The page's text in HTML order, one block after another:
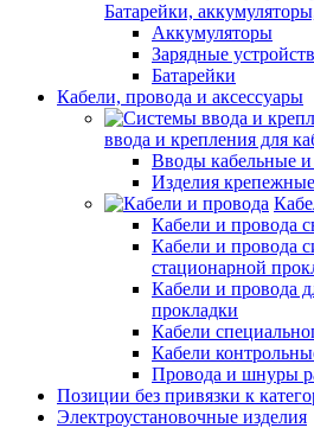
Батарейки,
Аккумуляторы
Зарядные
Батарейки
Кабели, провода и аксессуары
ввода и крепления для
Вводы кабельные и
Изделия
Кабели и провода
Кабели и провода
стационарной
Кабели и провода
прокладки
Кабели
Кабели
Провода и шнуры
Позиции без привязки к
Электроустановочные изделия